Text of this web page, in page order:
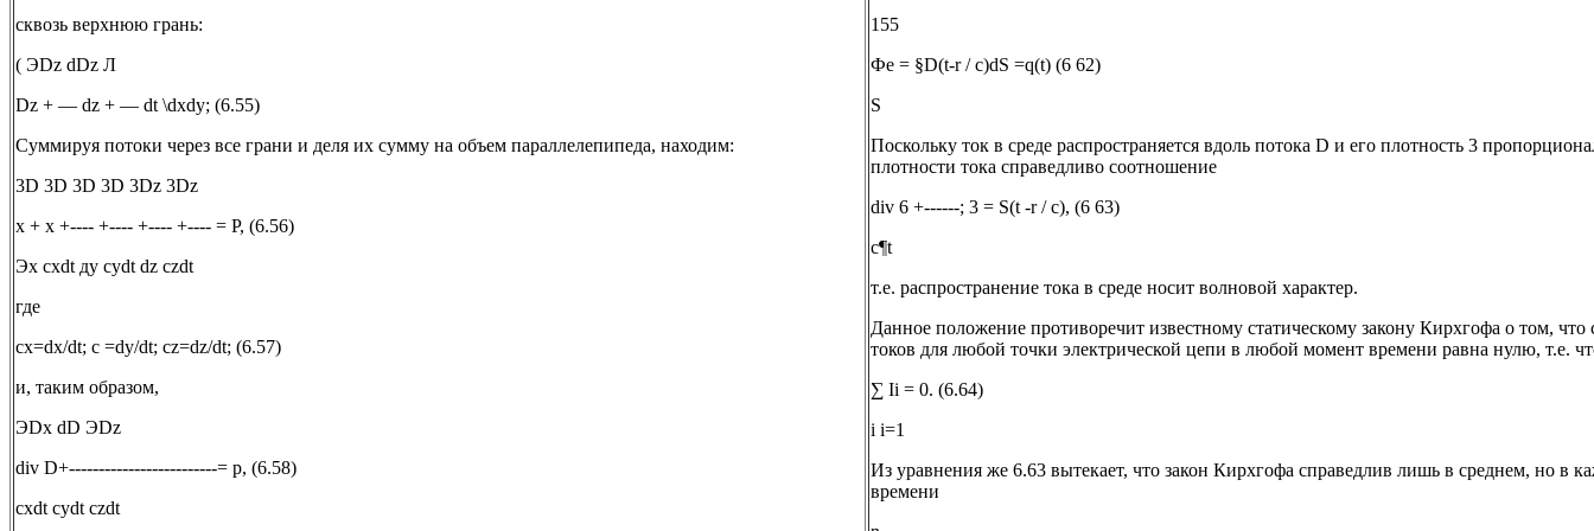
сквозь верхнюю грань:
( ЭDz dDz Л
Dz + — dz + — dt \dxdy; (6.55)
Суммируя потоки через все грани и деля их сумму на объем параллелепипеда, находим:
3D 3D 3D 3D 3Dz 3Dz
x + x +---- +---- +---- +---- = Р, (6.56)
Эx cxdt дy cydt dz czdt
где
cx=dx/dt; c =dy/dt; cz=dz/dt; (6.57)
и, таким образом,
ЭDx dD ЭDz
div D+-------------------------= p, (6.58)
cxdt cydt czdt
155
Фе = §D(t-r / c)dS =q(t) (6 62)
S
Поскольку ток в среде распространяется вдоль потока D и его плотность 3
плотности тока справедливо соотношение
div 6 +------; 3 = S(t -r / c), (6 63)
c¶t
т.е. распространение тока в среде носит волновой характер.
Данное положение противоречит известному статическому закону Кирхгофа о том, что
токов для любой точки электрической цепи в любой момент времени равна нулю, т.е.
∑ Ii = 0. (6.64)
i i=1
Из уравнения же 6.63 вытекает, что закон Кирхгофа справедлив лишь в среднем, но в
времени